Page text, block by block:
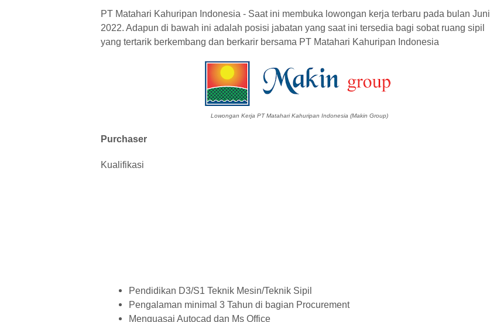
PT Matahari Kahuripan Indonesia - Saat ini membuka lowongan kerja terbaru pada bulan Juni
2022. Adapun di bawah ini adalah posisi jabatan yang saat ini tersedia bagi sobat ruang sipil
yang tertarik berkembang dan berkarir bersama PT Matahari Kahuripan Indonesia
Lowongan Kerja PT Matahari Kahuripan Indonesia (Makin Group)
Purchaser
Kualifikasi
Pendidikan D3/S1 Teknik Mesin/Teknik Sipil
Pengalaman minimal 3 Tahun di bagian Procurement
Menguasai Autocad dan Ms Office